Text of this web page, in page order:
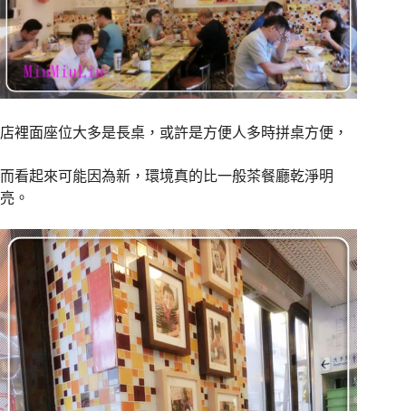
店裡面座位大多是長桌，或許是方便人多時拼桌方便，
而看起來可能因為新，環境真的比一般茶餐廳乾淨明
亮。